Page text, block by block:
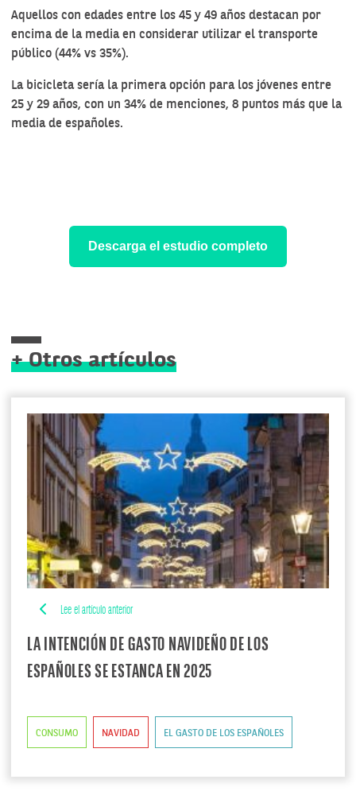
Aquellos con edades entre los 45 y 49 años destacan por
encima de la media en considerar utilizar el transporte
público (44% vs 35%).
La bicicleta sería la primera opción para los jóvenes entre
25 y 29 años, con un 34% de menciones, 8 puntos más que la
media de españoles.
Descarga el estudio completo
+ Otros artículos
Lee el artículo anterior
LA INTENCIÓN DE GASTO NAVIDEÑO DE LOS
ESPAÑOLES SE ESTANCA EN 2025
CONSUMO NAVIDAD EL GASTO DE LOS ESPAÑOLES